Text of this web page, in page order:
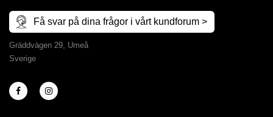
Få svar på dina frågor i vårt kundforum >
Gräddvägen 29, Umeå
Sverige